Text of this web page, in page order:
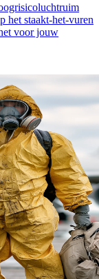
het staakt-het-vuren
voor jouw